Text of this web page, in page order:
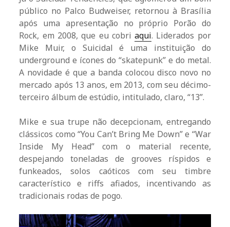
público no Palco Budweiser, retornou à Brasília
após uma apresentação no próprio Porão do
Rock, em 2008, que eu cobriaqui. Liderados por
Mike Muir, o Suicidal é uma instituição do
underground e ícones do “skatepunk” e do metal.
A novidade é que a banda colocou disco novo no
mercado após 13 anos, em 2013, com seu décimo-
terceiro álbum de estúdio, intitulado, claro, “13”.
Mike e sua trupe não decepcionam, entregando
clássicos como “You Can’t Bring Me Down” e “War
Inside My Head” com o material recente,
despejando toneladas de grooves ríspidos e
funkeados, solos caóticos com seu timbre
característico e riffs afiados, incentivando as
tradicionais rodas de pogo.